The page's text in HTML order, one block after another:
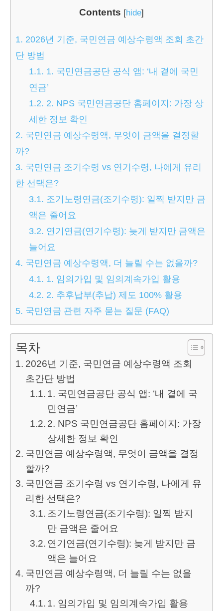
Contents [hide]
1. 2026년 기준, 국민연금 예상수령액 조회 초간
단 방법
1.1. 1. 국민연금공단 공식 앱: ‘내 곁에 국민
연금’
1.2. 2. NPS 국민연금공단 홈페이지: 가장 상
세한 정보 확인
2. 국민연금 예상수령액, 무엇이 금액을 결정할
까?
3. 국민연금 조기수령 vs 연기수령, 나에게 유리
한 선택은?
3.1. 조기노령연금(조기수령): 일찍 받지만 금
액은 줄어요
3.2. 연기연금(연기수령): 늦게 받지만 금액은
늘어요
4. 국민연금 예상수령액, 더 늘릴 수는 없을까?
4.1. 1. 임의가입 및 임의계속가입 활용
4.2. 2. 추후납부(추납) 제도 100% 활용
5. 국민연금 관련 자주 묻는 질문 (FAQ)
목차
2026년 기준, 국민연금 예상수령액 조회
초간단 방법
1. 국민연금공단 공식 앱: ‘내 곁에 국
민연금’
2. NPS 국민연금공단 홈페이지: 가장
상세한 정보 확인
국민연금 예상수령액, 무엇이 금액을 결정
할까?
국민연금 조기수령 vs 연기수령, 나에게 유
리한 선택은?
조기노령연금(조기수령): 일찍 받지
만 금액은 줄어요
연기연금(연기수령): 늦게 받지만 금
액은 늘어요
국민연금 예상수령액, 더 늘릴 수는 없을
까?
1. 임의가입 및 임의계속가입 활용